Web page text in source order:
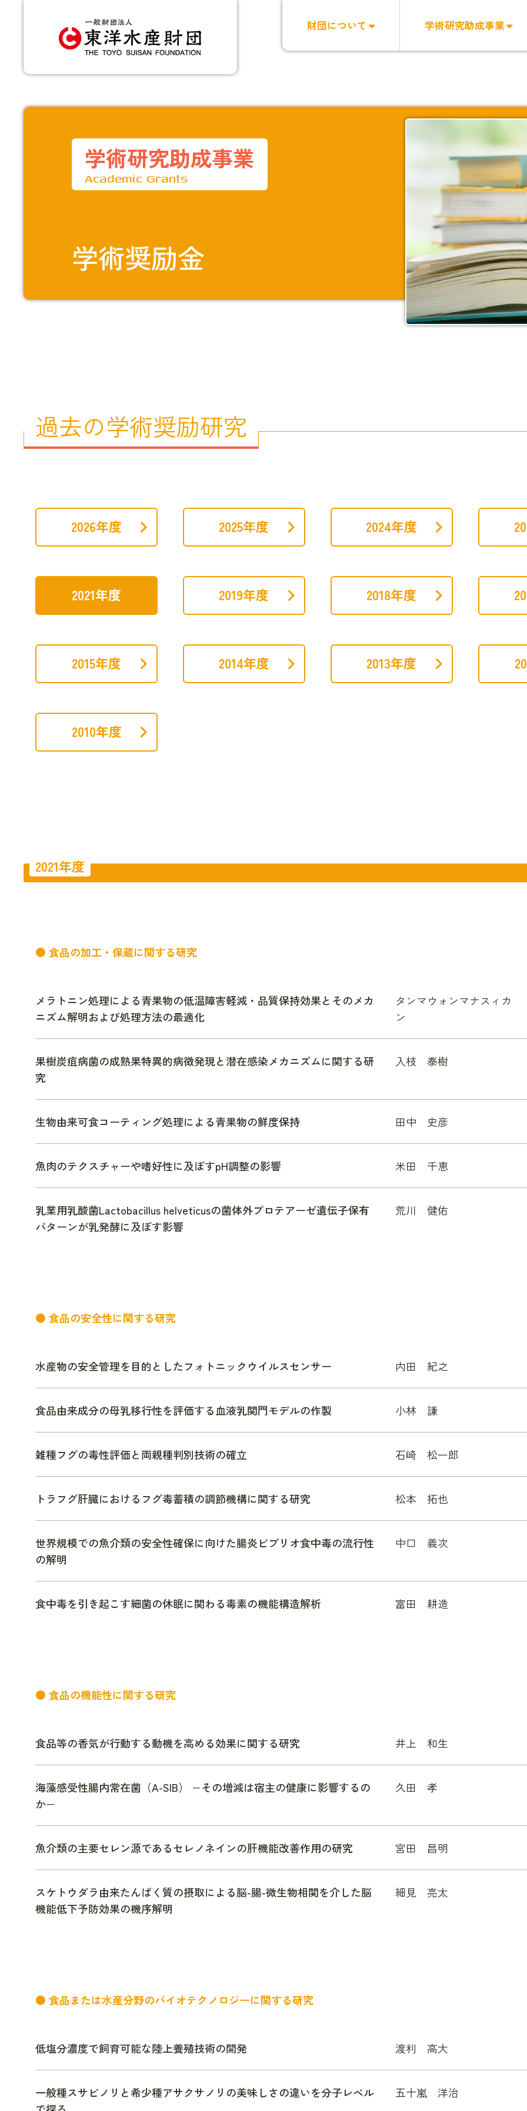
財団について 学術研究助成事業
学術研究助成事業
Academic Grants
学術奨励金
過去の学術奨励研究
2026年度 2025年度 2024年度
2021年度 2019年度 2018年度
2015年度 2014年度 2013年度
2010年度
2021年度
● 食品の加工・保蔵に関する研究
メラトニン処理による青果物の低温障害軽減・品質保持効果とそのメカ
ニズム解明および処理方法の最適化
タンマウォンマナスィカ
ン
果樹炭疽病菌の成熟果特異的病徴発現と潜在感染メカニズムに関する研
究
入枝 泰樹
生物由来可食コーティング処理による青果物の鮮度保持 田中 史彦
魚肉のテクスチャーや嗜好性に及ぼすpH調整の影響 米田 千恵
乳業用乳酸菌Lactobacillus helveticusの菌体外プロテアーゼ遺伝子保有
パターンが乳発酵に及ぼす影響
荒川 健佑
● 食品の安全性に関する研究
水産物の安全管理を目的としたフォトニックウイルスセンサー 内田 紀之
食品由来成分の母乳移行性を評価する血液乳関門モデルの作製 小林 謙
雑種フグの毒性評価と両親種判別技術の確立 石崎 松一郎
トラフグ肝臓におけるフグ毒蓄積の調節機構に関する研究 松本 拓也
世界規模での魚介類の安全性確保に向けた腸炎ビブリオ食中毒の流行性
の解明
中口 義次
食中毒を引き起こす細菌の休眠に関わる毒素の機能構造解析 富田 耕造
● 食品の機能性に関する研究
食品等の香気が行動する動機を高める効果に関する研究 井上 和生
海藻感受性腸内常在菌（A-SIB） −その増減は宿主の健康に影響するの
か−
久田 孝
魚介類の主要セレン源であるセレノネインの肝機能改善作用の研究 宮田 昌明
スケトウダラ由来たんぱく質の摂取による脳-腸-微生物相関を介した脳
機能低下予防効果の機序解明
細見 亮太
● 食品または水産分野のバイオテクノロジーに関する研究
低塩分濃度で飼育可能な陸上養殖技術の開発 渡利 高大
一般種スサビノリと希少種アサクサノリの美味しさの違いを分子レベル
五十嵐 洋治